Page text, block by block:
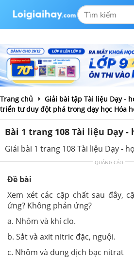
Trang chủ
Giải bài tập Tài liệu Dạy -
triển tư duy đột phá trong dạy học Hóa
Bài 1 trang 108 Tài liệu Dạy -
Giải bài 1 trang 108 Tài liệu Dạy -
QUẢNG CÁO
Đề bài
Xem xét các cặp chất sau đây,
ứng? Không phản ứng?
a. Nhôm và khí clo.
b. Sắt và axit nitric đặc, nguội.
c. Nhôm và dung dịch bạc nitrat